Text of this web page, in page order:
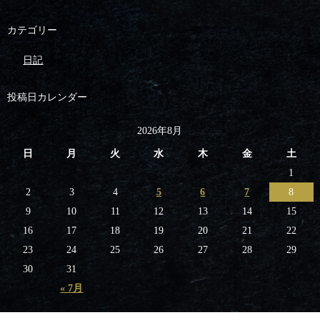
カテゴリー
日記
投稿日カレンダー
2026年8月
日 月 火 水 木 金 土
« 7月
1
2
3 4 5 6 7
8
9
10 11 12 13 14
15
16
17 18 19 20 21
22
23
24 25 26 27 28
29
30
31